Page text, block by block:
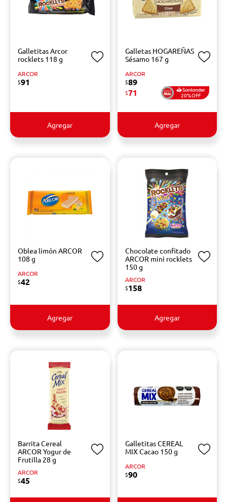
Galletitas Arcor
rocklets 118 g
ARCOR
$91
Agregar
Galletas HOGAREÑAS
Sésamo 167 g
ARCOR
$89
$71 20%OFF
Agregar
Oblea limón ARCOR
108 g
ARCOR
$42
Agregar
Chocolate confitado
ARCOR mini rocklets
150 g
ARCOR
$158
Agregar
Barrita Cereal
ARCOR Yogur de
Frutilla 28 g
ARCOR
$45
Galletitas CEREAL
MIX Cacao 150 g
ARCOR
$90